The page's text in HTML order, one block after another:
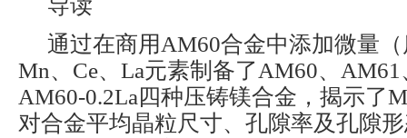
通过在商用AM60合金中添加微量
Mn、Ce、La元素制备了AM60、AM61
AM60-0.2La四种压铸镁合金，揭示了
对合金平均晶粒尺寸、孔隙率及孔隙